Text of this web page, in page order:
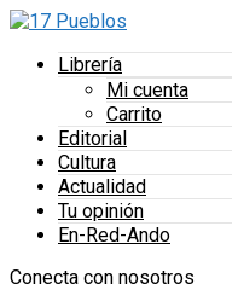
Librería
Mi cuenta
Carrito
Editorial
Cultura
Actualidad
Tu opinión
En-Red-Ando
Conecta con nosotros